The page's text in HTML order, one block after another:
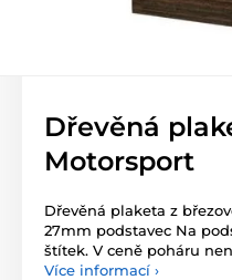
Dřevěná
Motorsport
Dřevěná plaketa z
27mm podstavec Na
štítek. V ceně poháru
Více informací ›